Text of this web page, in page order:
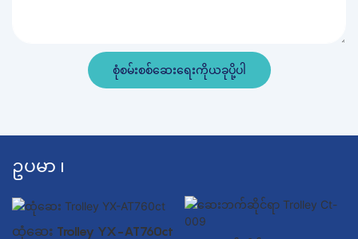
စုံစမ်းစစ်ဆေးရေးကိုယခုပို့ပါ
ဥပမာ ၊
ထုံဆေး Trolley YX-AT760ct